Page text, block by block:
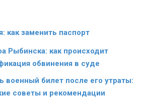
как заменить паспорт
Рыбинска: как происходит
обвинения в суде
военный билет после его утраты:
советы и рекомендации